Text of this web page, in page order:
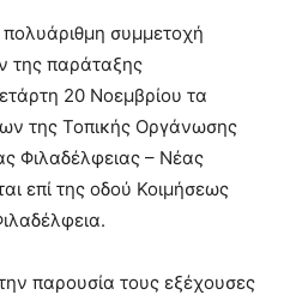
συμμετοχή
της παράταξης
20 Νοεμβρίου τα
της Τοπικής Οργάνωσης
Φιλαδέλφειας – Νέας
επί της οδού Κοιμήσεως
παρουσία τους εξέχουσες